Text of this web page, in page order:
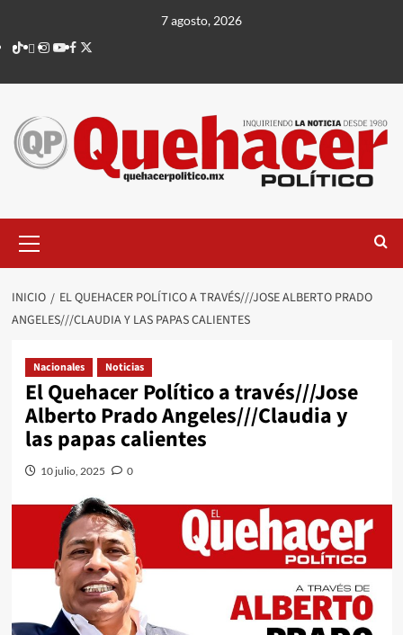
contenido
7 agosto, 2026
TikTok
threads
Instagram
Youtube
Facebook
X
principal
INICIO
EL QUEHACER POLÍTICO A TRAVÉS///JOSE ALBERTO PRADO
ANGELES///CLAUDIA Y LAS PAPAS CALIENTES
Nacionales Noticias
El Quehacer Político a través///Jose
Alberto Prado Angeles///Claudia y
las papas calientes
10 julio, 2025 0